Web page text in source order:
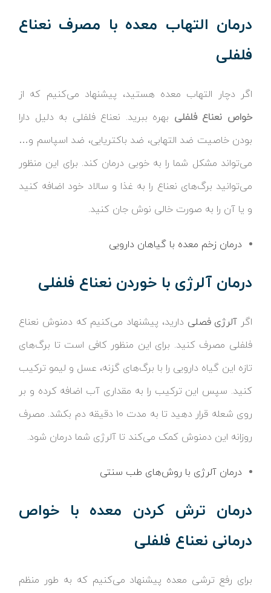
درمان التهاب معده با مصرف نعناع
فلفلی
اگر دچار التهاب معده هستید، پیشنهاد می‌کنیم که از
خواص نعناع فلفلی بهره ببرید. نعناع فلفلی به دلیل دارا
بودن خاصیت ضد التهابی، ضد باکتریایی، ضد اسپاسم و…
می‌تواند مشکل شما را به خوبی درمان کند. برای این منظور
می‌توانید برگ‌های نعناع را به غذا و سالاد خود اضافه کنید
و یا آن را به صورت خالی نوش جان کنید.
درمان زخم معده با گیاهان دارویی
درمان آلرژی با خوردن نعناع فلفلی
اگر آلرژی فصلی دارید، پیشنهاد می‌کنیم که دمنوش نعناع
فلفلی مصرف کنید. برای این منظور کافی است تا برگ‌های
تازه این گیاه دارویی را با برگ‌های گزنه، عسل و لیمو ترکیب
کنید. سپس این ترکیب را به مقداری آب اضافه کرده و بر
روی شعله قرار دهید تا به مدت ۱۰ دقیقه دم بکشد. مصرف
روزانه این دمنوش کمک می‌کند تا آلرژی شما درمان شود.
درمان آلرژی با روش‌های طب سنتی
درمان ترش کردن معده با خواص
درمانی نعناع فلفلی
برای رفع ترشی معده پیشنهاد می‌کنیم که به طور منظم